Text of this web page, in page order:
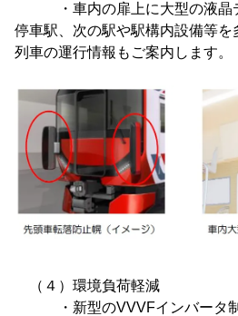
・車内の扉上に大型の液晶デ
停車駅、次の駅や駅構内設備等を
列車の運行情報もご案内します。
（４）環境負荷軽減
・新型のVVVFインバータ制